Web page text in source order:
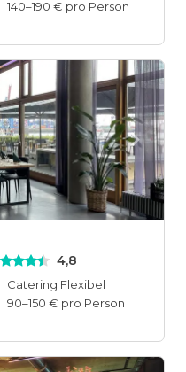
140–190 € pro Person
4,8
Catering Flexibel
90–150 € pro Person